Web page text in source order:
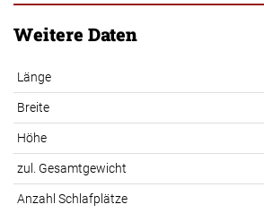
Weitere Daten
Länge
Breite
Höhe
zul. Gesamtgewicht
Anzahl Schlafplätze